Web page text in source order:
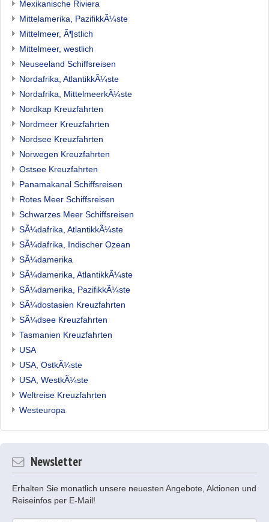
Mexikanische Riviera
Mittelamerika, PazifikkÃ¼ste
Mittelmeer, Ã¶stlich
Mittelmeer, westlich
Neuseeland Schiffsreisen
Nordafrika, AtlantikkÃ¼ste
Nordafrika, MittelmeerkÃ¼ste
Nordkap Kreuzfahrten
Nordmeer Kreuzfahrten
Nordsee Kreuzfahrten
Norwegen Kreuzfahrten
Ostsee Kreuzfahrten
Panamakanal Schiffsreisen
Rotes Meer Schiffsreisen
Schwarzes Meer Schiffsreisen
SÃ¼dafrika, AtlantikkÃ¼ste
SÃ¼dafrika, Indischer Ozean
SÃ¼damerika
SÃ¼damerika, AtlantikkÃ¼ste
SÃ¼damerika, PazifikkÃ¼ste
SÃ¼dostasien Kreuzfahrten
SÃ¼dsee Kreuzfahrten
Tasmanien Kreuzfahrten
USA
USA, OstkÃ¼ste
USA, WestkÃ¼ste
Weltreise Kreuzfahrten
Westeuropa
Newsletter
Erhalten Sie monatlich unsere neuesten Angebote, Aktionen und
Reiseinfos per E-Mail!